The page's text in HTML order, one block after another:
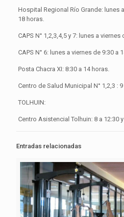
Hospital Regional Río Grande: lunes
18 horas.
CAPS N° 1,2,3,4,5 y 7: lunes a viernes
CAPS N° 6: lunes a viernes de 9:30 a
Posta Chacra XI: 8:30 a 14 horas.
Centro de Salud Municipal N° 1,2,3 : 9
TOLHUIN:
Centro Asistencial Tolhuin: 8 a 12:30
Entradas relacionadas